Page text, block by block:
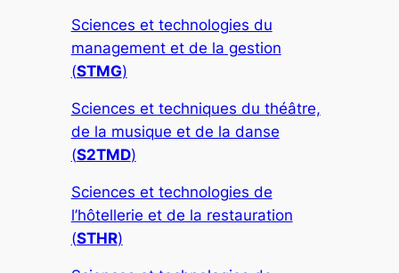
Sciences et technologies du
management et de la gestion
(STMG)
Sciences et techniques du théâtre,
de la musique et de la danse
(S2TMD)
Sciences et technologies de
l’hôtellerie et de la restauration
(STHR)